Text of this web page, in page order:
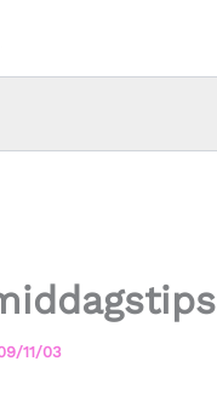
11/03